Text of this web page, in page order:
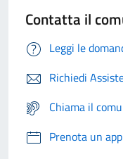
Contatta il
Leggi le
Richiedi
Chiama il
Prenota un